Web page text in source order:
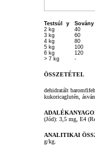
Testsúl y
2 kg
40
3 kg
60
4 kg
80
5 kg
100
6 kg
120
> 7 kg
-
ÖSSZETÉTEL
dehidratált
kukoricaglutén,
(Jód): 3,5 mg, E4
ANALITIKAI
g/kg.